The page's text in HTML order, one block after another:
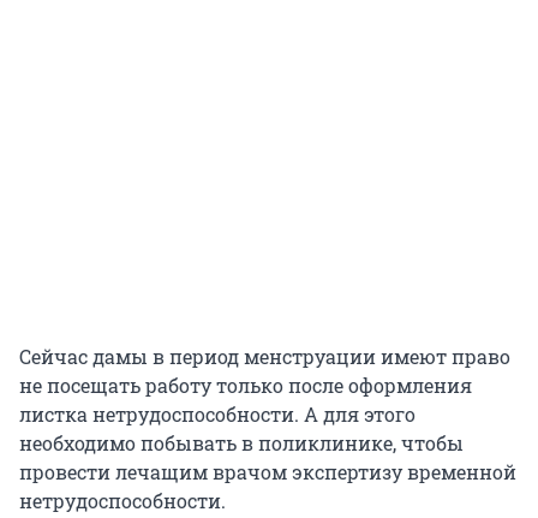
Сейчас дамы в период менструации имеют право
не посещать работу только после оформления
листка нетрудоспособности. А для этого
необходимо побывать в поликлинике, чтобы
провести лечащим врачом экспертизу временной
нетрудоспособности.